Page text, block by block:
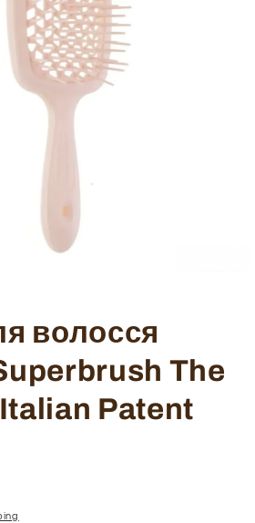
волосся
The
Patent